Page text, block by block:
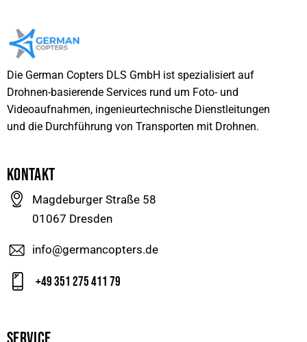
Die German Copters DLS GmbH ist spezialisiert auf
Drohnen-basierende Services rund um Foto- und
Videoaufnahmen, ingenieurtechnische Dienstleitungen
und die Durchführung von Transporten mit Drohnen.
KONTAKT
Magdeburger Straße 58
01067 Dresden
info@germancopters.de
+49 351 275 411 79